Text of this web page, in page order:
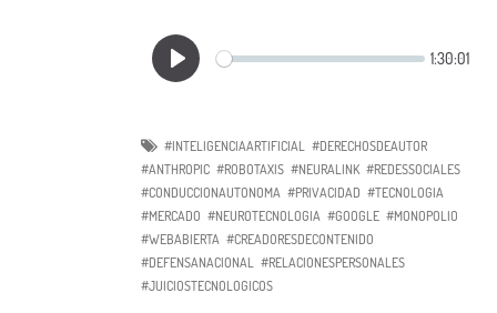
#INTELIGENCIAARTIFICIAL #DERECHOSDEAUTOR
#ANTHROPIC #ROBOTAXIS #NEURALINK #REDESSOCIALES
#CONDUCCIONAUTONOMA #PRIVACIDAD #TECNOLOGIA
#MERCADO #NEUROTECNOLOGIA #GOOGLE #MONOPOLIO
#WEBABIERTA #CREADORESDECONTENIDO
#DEFENSANACIONAL #RELACIONESPERSONALES
#JUICIOSTECNOLOGICOS